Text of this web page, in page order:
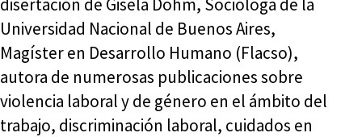
disertación de Gisela Dohm, Socióloga de la
Universidad Nacional de Buenos Aires,
Magíster en Desarrollo Humano (Flacso),
autora de numerosas publicaciones sobre
violencia laboral y de género en el ámbito del
trabajo, discriminación laboral, cuidados en